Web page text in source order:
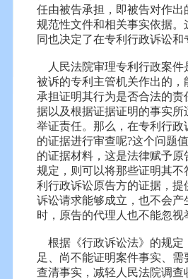
任由被告承担，即被告对作
规范性文件和相关事实依据
同也决定了在专利行政诉讼
人民法院审理专利行政案
被诉的专利主管机关作出的
承担证明其行为是否合法的
据以及根据证据证明的事实
举证责任。那么，在专利行
的证据进行审查呢?这个问题
的证据材料，这是法律赋予
规定，则可以将那些证明其
利行政诉讼原告方的证据，
诉讼请求能够成立，也不会
时，原告的代理人也不能忽视
根据《行政诉讼法》的规
足、尚不能证明案件事实、
查清事实，减轻人民法院调